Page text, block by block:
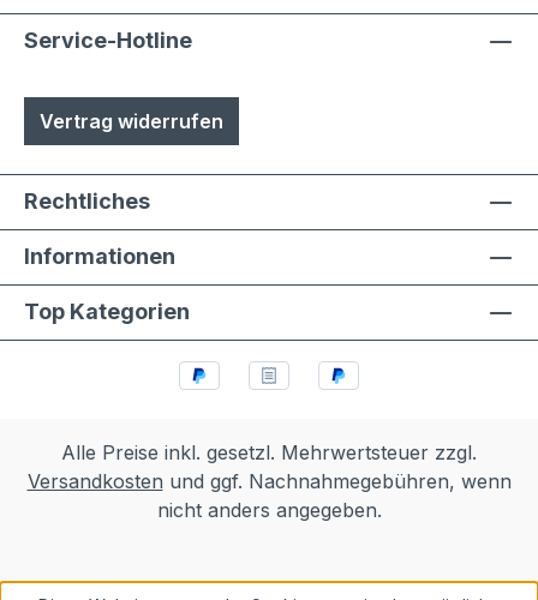
Service-Hotline
Vertrag widerrufen
Rechtliches
Informationen
Top Kategorien
Alle Preise inkl. gesetzl. Mehrwertsteuer zzgl.
Versandkosten und ggf. Nachnahmegebühren, wenn
nicht anders angegeben.